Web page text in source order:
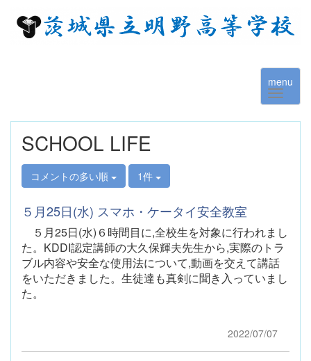
menu
SCHOOL LIFE
コメントの多い順 1件
５月25日(水) スマホ・ケータイ安全教室
５月25日(水)６時間目に,全校生を対象に行われまし
た。KDDI認定講師の大久保輝夫先生から,実際のトラ
ブル内容や安全な使用法について,動画を交えて講話
をいただきました。生徒達も真剣に聞き入っていまし
た。
2022/07/07